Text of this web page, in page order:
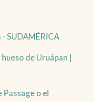
SUDAMÉRICA
de Uruápan |
o el